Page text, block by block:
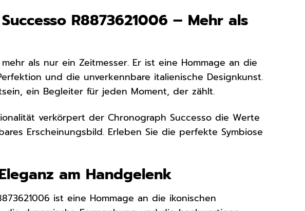
R8873621006 – Mehr als
als nur ein Zeitmesser. Er ist eine Hommage an die
und die unverkennbare italienische Designkunst.
ein Begleiter für jeden Moment, der zählt.
verkörpert der Chronograph Successo die Werte
Erscheinungsbild. Erleben Sie die perfekte Symbiose
am Handgelenk
ist eine Hommage an die ikonischen